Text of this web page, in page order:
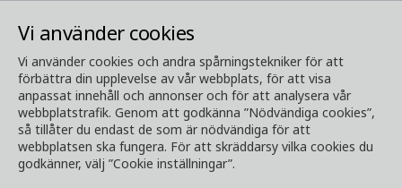
Vi använder cookies
Vi använder cookies och andra spårningstekniker för att
förbättra din upplevelse av vår webbplats, för att visa
anpassat innehåll och annonser och för att analysera vår
webbplatstrafik. Genom att godkänna ”Nödvändiga cookies”,
så tillåter du endast de som är nödvändiga för att
webbplatsen ska fungera. För att skräddarsy vilka cookies du
godkänner, välj ”Cookie inställningar”.
Skogsmaskiner Våra skördaraggregat S172